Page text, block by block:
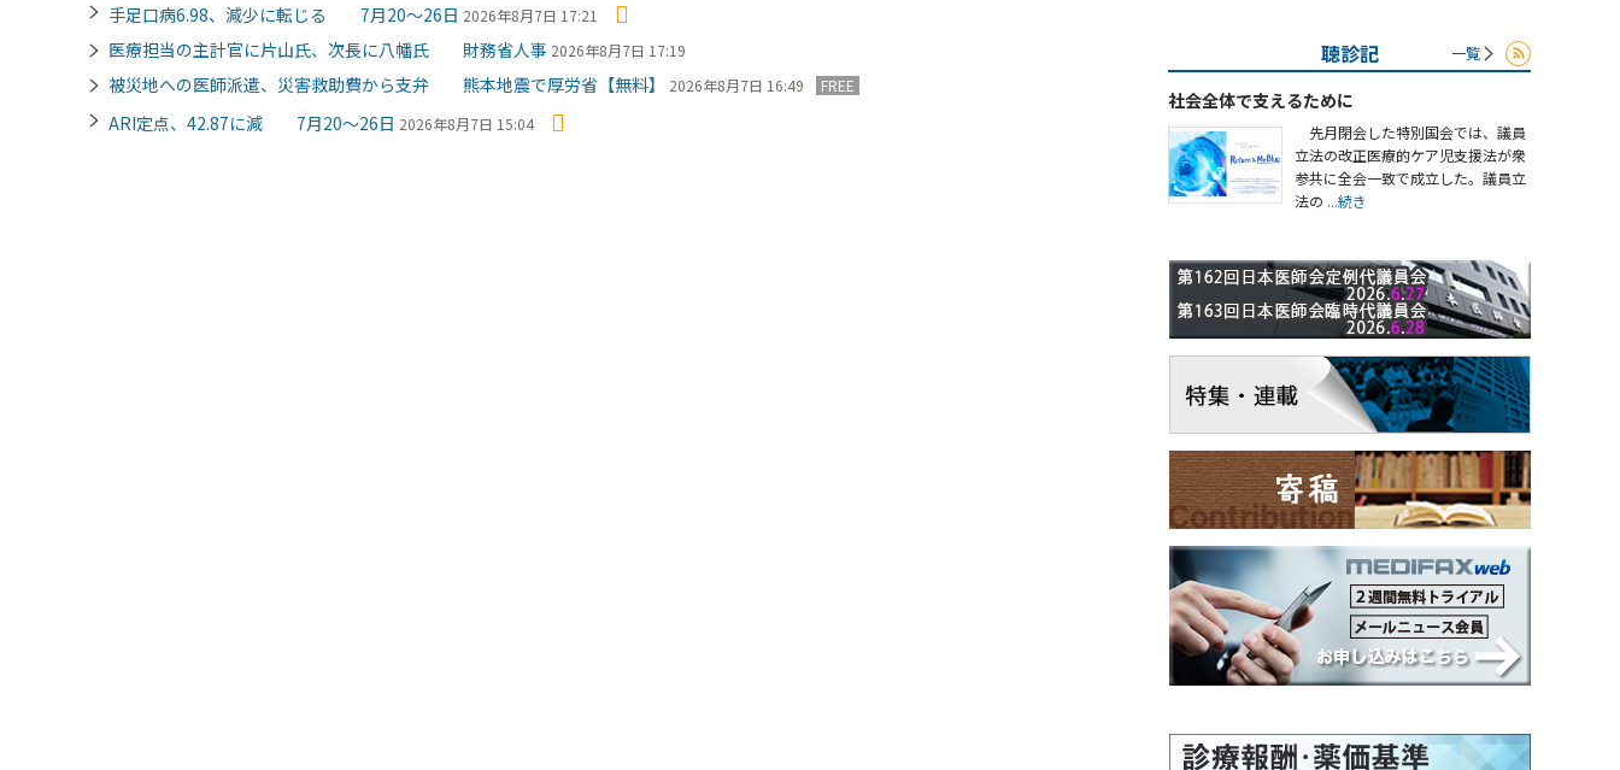
手足口病6.98、減少に転じる 7月20～26日 2026年8月7日 17:21
医療担当の主計官に片山氏、次長に八幡氏 財務省人事 2026年8月7日 17:19
被災地への医師派遣、災害救助費から支弁 熊本地震で厚労省【無料】 2026年8月7日 16:49 FREE
ARI定点、42.87に減 7月20～26日 2026年8月7日 15:04
聴診記 一覧
社会全体で支えるために
先月閉会した特別国会では、議員
立法の改正医療的ケア児支援法が衆
参共に全会一致で成立した。議員立
法の ...続き